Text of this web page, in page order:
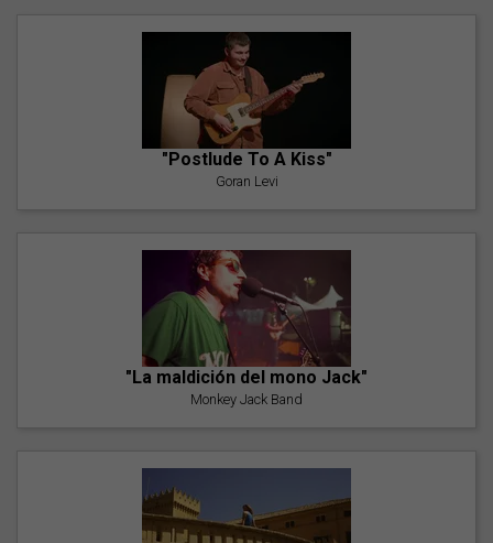
"Postlude To A Kiss"
Goran Levi
"La maldición del mono Jack"
Monkey Jack Band